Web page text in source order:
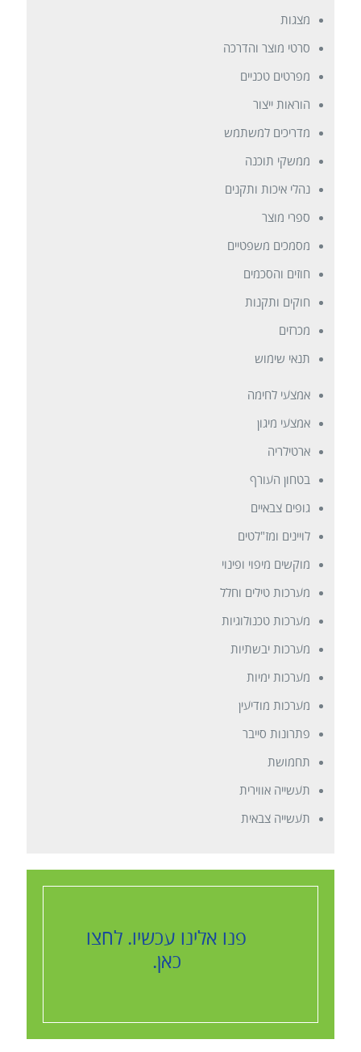
מצגות
סרטי מוצר והדרכה
מפרטים טכניים
הוראות ייצור
מדריכים למשתמש
ממשקי תוכנה
נהלי איכות ותקנים
ספרי מוצר
מסמכים משפטיים
חוזים והסכמים
חוקים ותקנות
מכרזים
תנאי שימוש
אמצעי לחימה
אמצעי מיגון
ארטילריה
בטחון העורף
גופים צבאיים
לויינים ומז"לטים
מוקשים מיפוי ופינוי
מערכות טילים וחלל
מערכות טכנולוגיות
מערכות יבשתיות
מערכות ימיות
מערכות מודיעין
פתרונות סייבר
תחמושת
תעשייה אווירית
תעשייה צבאית
פנו אלינו עכשיו. לחצו
כאן.